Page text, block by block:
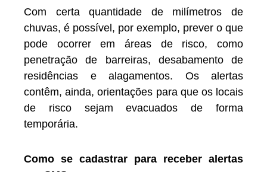
Com certa quantidade de milímetros de
chuvas, é possível, por exemplo, prever o que
pode ocorrer em áreas de risco, como
penetração de barreiras, desabamento de
residências e alagamentos. Os alertas
contêm, ainda, orientações para que os locais
de risco sejam evacuados de forma
temporária.
Como se cadastrar para receber alertas